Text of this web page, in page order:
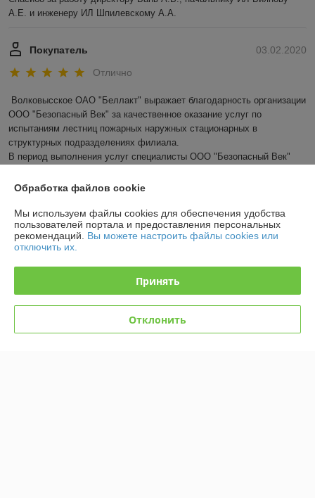
А.Е. и инженеру ИЛ Шпилевскому А.А.
03.02.2020
Покупатель
Отлично
Волковысское ОАО "Беллакт" выражает благодарность организации
ООО "Безопасный Век" за качественное оказание услуг по
испытаниям лестниц пожарных наружных стационарных в
структурных подразделениях филиала.
В период выполнения услуг специалисты ООО "Безопасный Век"
реализации договорных обязательств. Услуги были выполнены
Показать все отзывы
Контакты
Обработка файлов cookie
Мы используем файлы cookies для обеспечения удобства
пользователей портала и предоставления персональных
рекомендаций. Вы можете настроить файлы cookies или
отключить их.
Принять
Отклонить